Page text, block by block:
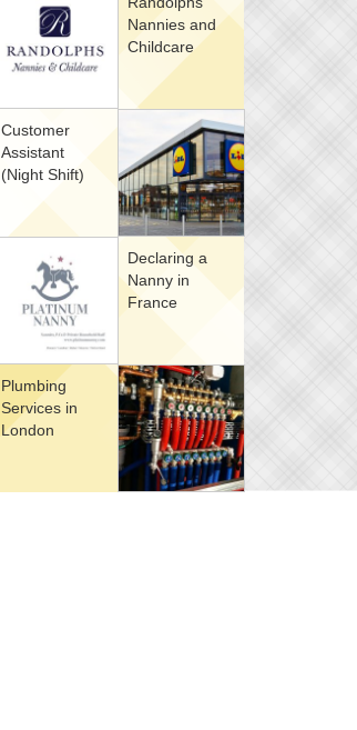
Nannies and
Childcare
Customer
Assistant
(Night Shift)
Declaring a
Nanny in
France
Plumbing
Services in
London